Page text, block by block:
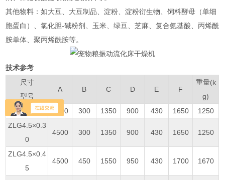
‌其他物料‌：如大豆、大豆制品、淀粉、淀粉衍生物、饲料酵母（单细
胞蛋白）、氯化胆-碱粉剂、玉米、绿豆、芝麻、复合氨基酸、丙烯酰
胺单体、聚丙烯酰胺等‌。
技术参考
尺寸
型号
A B C D E F
重量(k
g)
ZLG3×0.30
3000 300 1350 900 430 1650
1250
ZLG4.5×0.3
0
4500 300 1350 900 430 1650 1250
ZLG4.5×0.4
5
4500 450 1550 950 430 1700 1670